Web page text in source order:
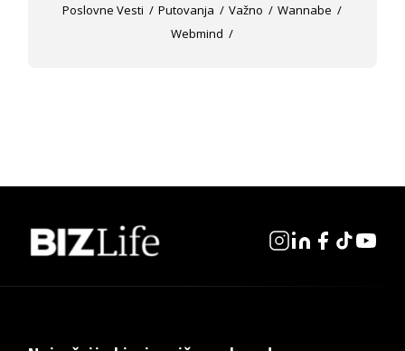
Poslovne Vesti
Putovanja Važno
Wannabe
Webmind